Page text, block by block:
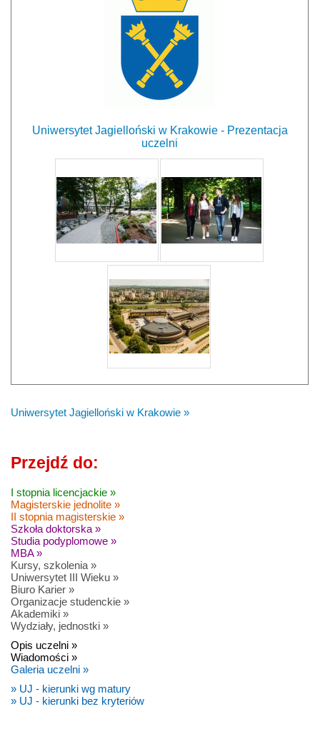
Uniwersytet Jagielloński w Krakowie - Prezentacja
uczelni
Uniwersytet Jagielloński w Krakowie »
Przejdź do:
I stopnia licencjackie »
Magisterskie jednolite »
II stopnia magisterskie »
Szkoła doktorska »
Studia podyplomowe »
MBA »
Kursy, szkolenia »
Uniwersytet III Wieku »
Biuro Karier »
Organizacje studenckie »
Akademiki »
Wydziały, jednostki »
Opis uczelni »
Wiadomości »
Galeria uczelni »
» UJ - kierunki wg matury
» UJ - kierunki bez kryteriów